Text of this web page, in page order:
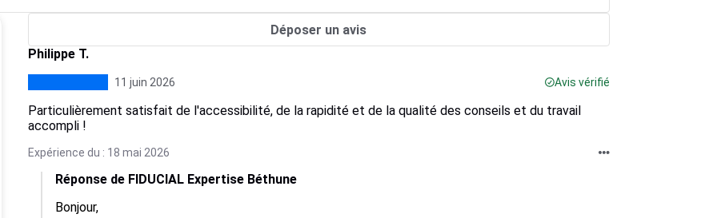
Déposer un avis
Philippe T.
11 juin 2026 Avis vérifié
Particulièrement satisfait de l'accessibilité, de la rapidité et de la qualité des conseils et du travail
accompli !
Expérience du : 18 mai 2026
Réponse de FIDUCIAL Expertise Béthune
Bonjour,